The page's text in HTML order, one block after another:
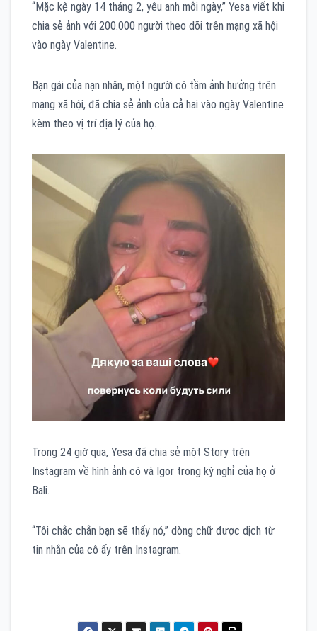
“Mặc kệ ngày 14 tháng 2, yêu anh mỗi ngày,” Yesa viết khi
chia sẻ ảnh với 200.000 người theo dõi trên mạng xã hội
vào ngày Valentine.
Bạn gái của nạn nhân, một người có tầm ảnh hưởng trên
mạng xã hội, đã chia sẻ ảnh của cả hai vào ngày Valentine
kèm theo vị trí địa lý của họ.
Trong 24 giờ qua, Yesa đã chia sẻ một Story trên
Instagram về hình ảnh cô và Igor trong kỳ nghỉ của họ ở
Bali.
“Tôi chắc chắn bạn sẽ thấy nó,” dòng chữ được dịch từ
tin nhắn của cô ấy trên Instagram.